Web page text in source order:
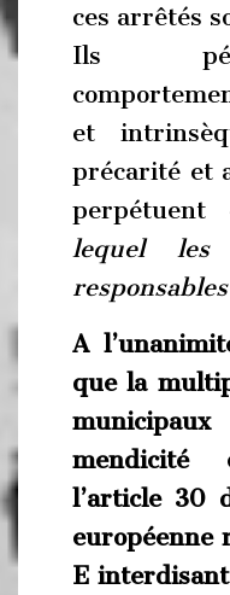
ces arrêtés
Ils
et
précarité et
lequel les
A
que la
mendicité
l’article 30
européenne
E